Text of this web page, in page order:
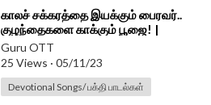
⁣காலச் சக்கரத்தை இயக்கும் பைரவர்..
குழந்தைகளை காக்கும் பூஜை! |
Bairavar Poojai | Astrology in Tamil
Guru OTT
25 Views · 05/11/23
Devotional Songs/ பக்தி பாடல்கள்